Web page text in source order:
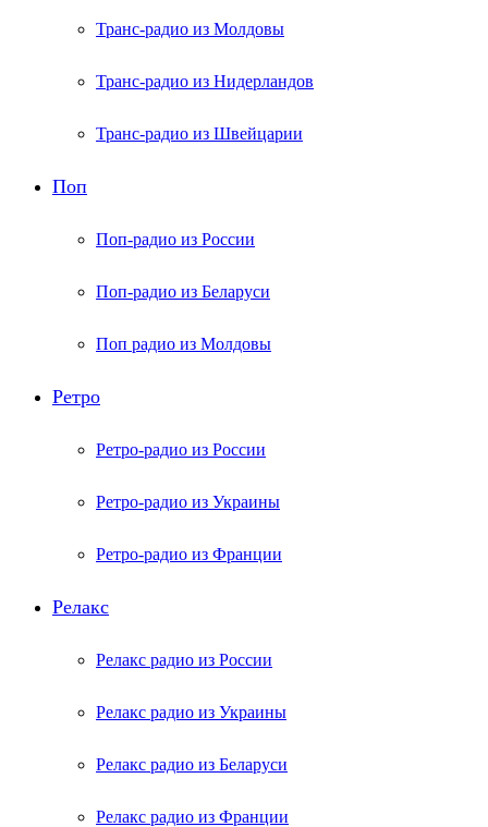
Транс-радио из Молдовы
Транс-радио из Нидерландов
Транс-радио из Швейцарии
Поп
Поп-радио из России
Поп-радио из Беларуси
Поп радио из Молдовы
Ретро
Ретро-радио из России
Ретро-радио из Украины
Ретро-радио из Франции
Релакс
Релакс радио из России
Релакс радио из Украины
Релакс радио из Беларуси
Релакс радио из Франции